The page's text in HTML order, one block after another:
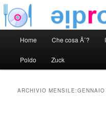
Home Che cosa Ã¨?
Poldo Zuck
ARCHIVIO MENSILE: